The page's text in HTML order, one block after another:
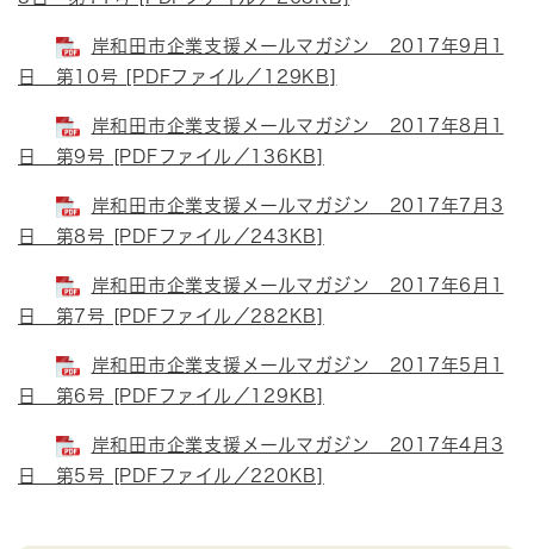
岸和田市企業支援メールマガジン 2017年9月1
日 第10号 [PDFファイル／129KB]
岸和田市企業支援メールマガジン 2017年8月1
日 第9号 [PDFファイル／136KB]
岸和田市企業支援メールマガジン 2017年7月3
日 第8号 [PDFファイル／243KB]
岸和田市企業支援メールマガジン 2017年6月1
日 第7号 [PDFファイル／282KB]
岸和田市企業支援メールマガジン 2017年5月1
日 第6号 [PDFファイル／129KB]
岸和田市企業支援メールマガジン 2017年4月3
日 第5号 [PDFファイル／220KB]